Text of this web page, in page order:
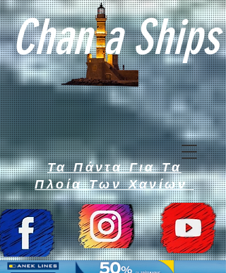
Chan a Ships
Τα Πάντα Για Τα
Πλοία Των Χανίων